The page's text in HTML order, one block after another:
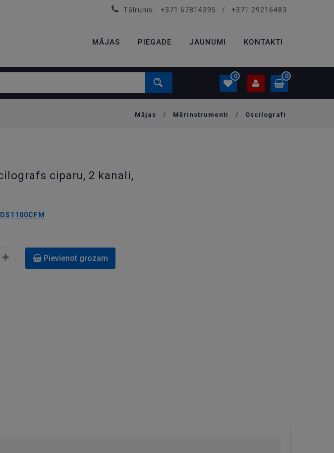
Tālrunis: +371 67814395 / +371 29216483
MĀJAS PIEGADE JAUNUMI KONTAKTI
0 0
Ielogoties
Mājas / Mērinstrumenti / Oscilografi
ciparu, 2 kanali,
Pievienot grozam